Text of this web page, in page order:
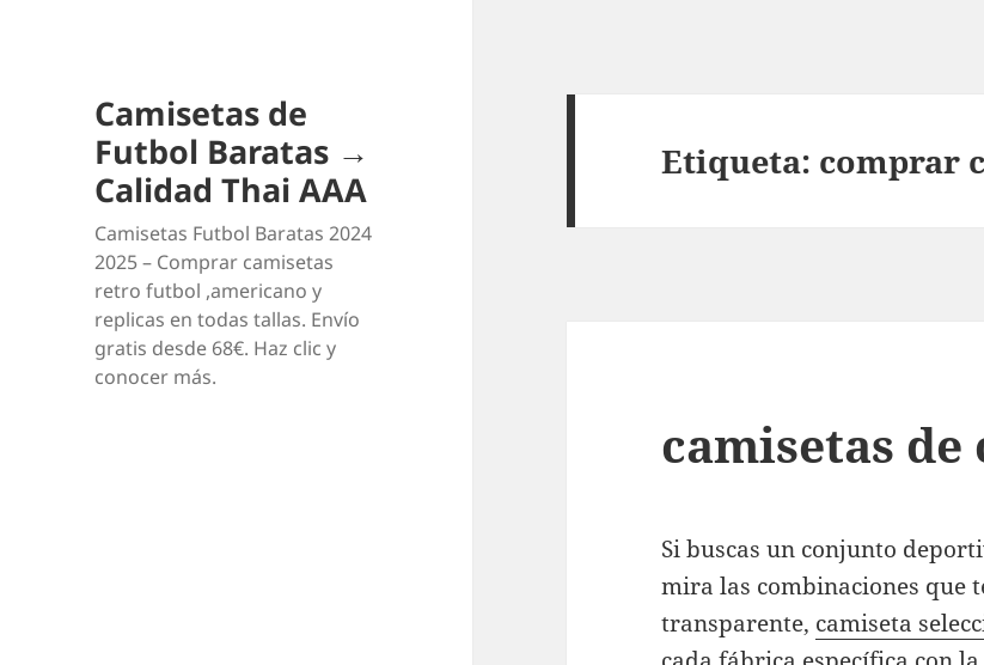
Camisetas de
Futbol Baratas →
Calidad Thai AAA
Camisetas Futbol Baratas 2024
2025 – Comprar camisetas
retro futbol ,americano y
replicas en todas tallas. Envío
gratis desde 68€. Haz clic y
conocer más.
Etiqueta: comprar
camisetas
Si buscas un conjunto
mira las combinaciones que
transparente, camiseta